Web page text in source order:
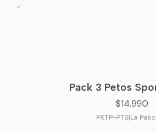
Pack 3 Petos
$14.990
PKTP-PTS|La